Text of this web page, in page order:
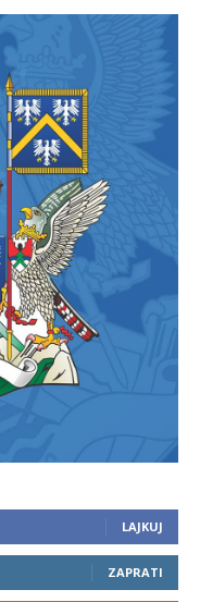
LAJKUJ
ZAPRATI